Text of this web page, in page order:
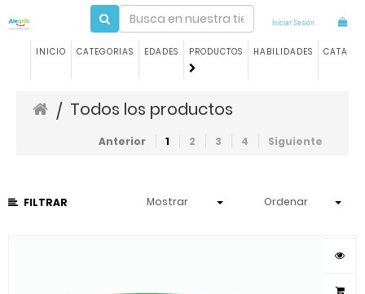
Iniciar Sesión
INICIO CATEGORIAS EDADES PRODUCTOS HABILIDADES
/ Todos los productos
Anterior 1 2 3 4 Siguiente
FILTRAR Mostrar Ordenar